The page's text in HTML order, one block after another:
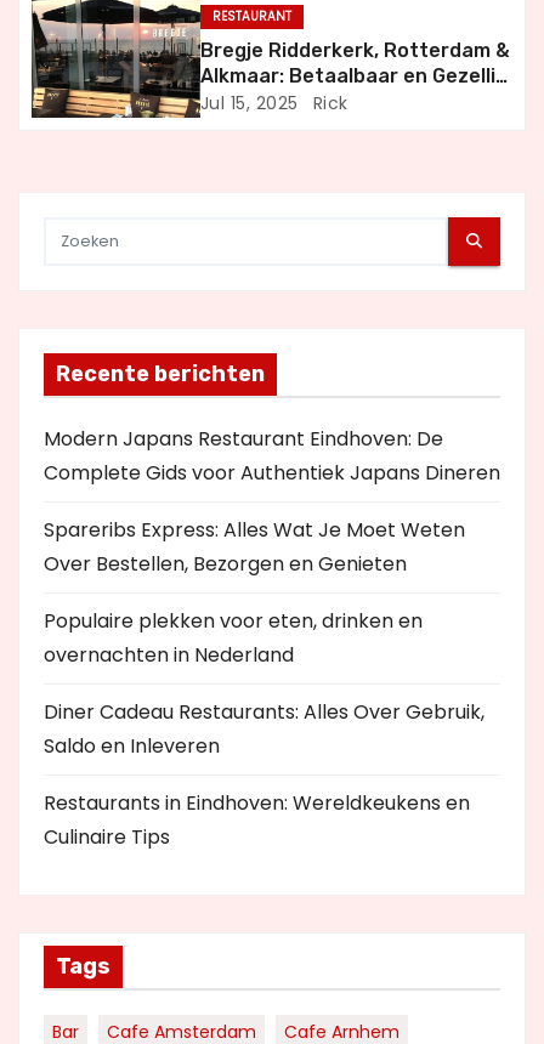
t
i
RESTAURANT
Bregje Ridderkerk, Rotterdam &
Alkmaar: Betaalbaar en Gezellig
Uit Eten
Jul 15, 2025 Rick
Recente berichten
Modern Japans Restaurant Eindhoven: De
Complete Gids voor Authentiek Japans Dineren
Spareribs Express: Alles Wat Je Moet Weten
Over Bestellen, Bezorgen en Genieten
Populaire plekken voor eten, drinken en
overnachten in Nederland
Diner Cadeau Restaurants: Alles Over Gebruik,
Saldo en Inleveren
Restaurants in Eindhoven: Wereldkeukens en
Culinaire Tips
Tags
Bar Cafe Amsterdam Cafe Arnhem